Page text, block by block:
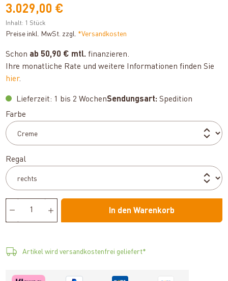
3.029,00 €
Inhalt: 1 Stück
Preise inkl. MwSt. zzgl. *Versandkosten
Schon ab 50,90 € mtl. finanzieren.
Ihre monatliche Rate und weitere Informationen finden Sie
hier.
Lieferzeit: 1 bis 2 WochenSendungsart: Spedition
Farbe
Regal
In den Warenkorb
Artikel wird versandkostenfrei geliefert*